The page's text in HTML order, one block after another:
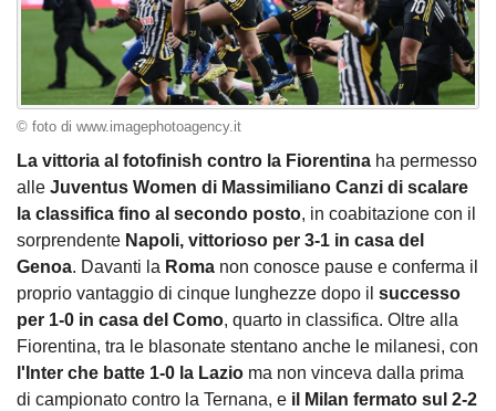
© foto di www.imagephotoagency.it
La vittoria al fotofinish contro la Fiorentina ha permesso
alle Juventus Women di Massimiliano Canzi di scalare
la classifica fino al secondo posto, in coabitazione con il
sorprendente Napoli, vittorioso per 3-1 in casa del
Genoa. Davanti la Roma non conosce pause e conferma il
proprio vantaggio di cinque lunghezze dopo il successo
per 1-0 in casa del Como, quarto in classifica. Oltre alla
Fiorentina, tra le blasonate stentano anche le milanesi, con
l'Inter che batte 1-0 la Lazio ma non vinceva dalla prima
di campionato contro la Ternana, e il Milan fermato sul 2-2